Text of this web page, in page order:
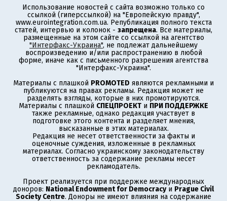
Использование новостей с сайта возможно только со
ссылкой (гиперссылкой) на "Европейскую правду",
www.eurointegration.com.ua. Републикация полного текста
статей, интервью и колонок - запрещена. Все материалы,
размещенные на этом сайте со ссылкой на агентство
"Интерфакс-Украина", не подлежат дальнейшему
воспроизведению и/или распространению в любой
форме, иначе как с письменного разрешения агентства
"Интерфакс-Украина".
Материалы с плашкой PROMOTED являются рекламными и
публикуются на правах рекламы. Редакция может не
разделять взгляды, которые в них промотируются.
Материалы с плашкой СПЕЦПРОЕКТ и ПРИ ПОДДЕРЖКЕ
также рекламные, однако редакция участвует в
подготовке этого контента и разделяет мнения,
высказанные в этих материалах.
Редакция не несет ответственности за факты и
оценочные суждения, изложенные в рекламных
материалах. Согласно украинскому законодательству
ответственность за содержание рекламы несет
рекламодатель.
Проект реализуется при поддержке международных
доноров: National Endowment for Democracyи Prague Civil
Society Centre. Доноры не имеют влияния на содержание